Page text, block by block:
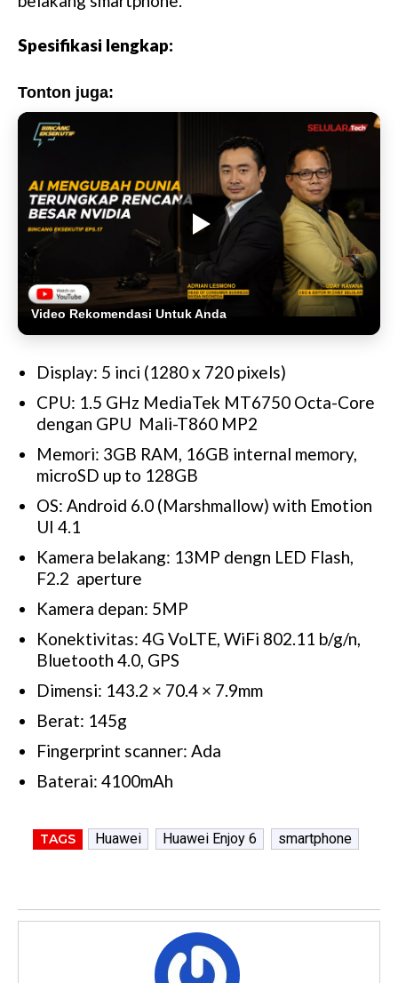
Spesifikasi lengkap:
Tonton juga:
Video Rekomendasi Untuk Anda
Display: 5 inci (1280 x 720 pixels)
CPU: 1.5 GHz MediaTek MT6750 Octa-Core
dengan GPU Mali-T860 MP2
Memori: 3GB RAM, 16GB internal memory,
microSD up to 128GB
OS: Android 6.0 (Marshmallow) with Emotion
UI 4.1
Kamera belakang: 13MP dengn LED Flash,
F2.2 aperture
Kamera depan: 5MP
Konektivitas: 4G VoLTE, WiFi 802.11 b/g/n,
Bluetooth 4.0, GPS
Dimensi: 143.2 × 70.4 × 7.9mm
Berat: 145g
Fingerprint scanner: Ada
Baterai: 4100mAh
TAGS Huawei Huawei Enjoy 6 smartphone